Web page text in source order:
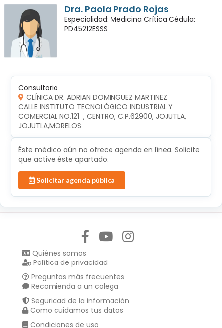
Dra. Paola Prado Rojas
Especialidad: Medicina Crítica Cédula:
PD45212ESSS
Consultorio
CLÍNICA DR. ADRIAN DOMINGUEZ MARTINEZ
CALLE INSTITUTO TECNOLÓGICO INDUSTRIAL Y
COMERCIAL NO.121  , CENTRO, C.P.62900, JOJUTLA,
JOJUTLA,MORELOS
Éste médico aún no ofrece agenda en línea. Solicite
que active éste apartado.
Solicitar agenda pública
Quiénes somos
Política de privacidad
Preguntas más frecuentes
Recomienda a un colega
Seguridad de la información
Como cuidamos tus datos
Condiciones de uso